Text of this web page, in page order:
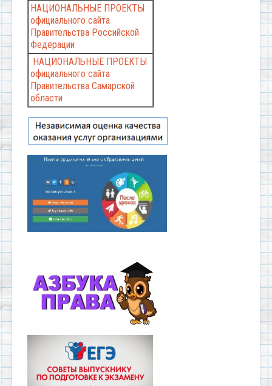
НАЦИОНАЛЬНЫЕ ПРОЕКТЫ
официального сайта
Правительства Российской
Федерации
НАЦИОНАЛЬНЫЕ ПРОЕКТЫ
официального сайта
Правительства Самарской
области